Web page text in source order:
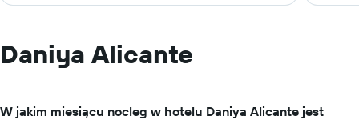
Daniya Alicante
W jakim miesiącu nocleg w hotelu Daniya Alicante jest